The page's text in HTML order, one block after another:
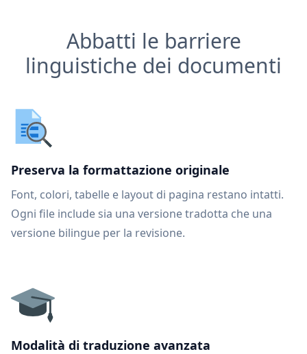
Abbatti le barriere
linguistiche dei documenti
Preserva la formattazione originale
Font, colori, tabelle e layout di pagina restano intatti.
Ogni file include sia una versione tradotta che una
versione bilingue per la revisione.
Modalità di traduzione avanzata